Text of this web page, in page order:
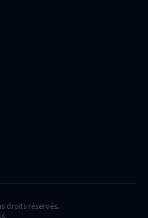
droits réservés.